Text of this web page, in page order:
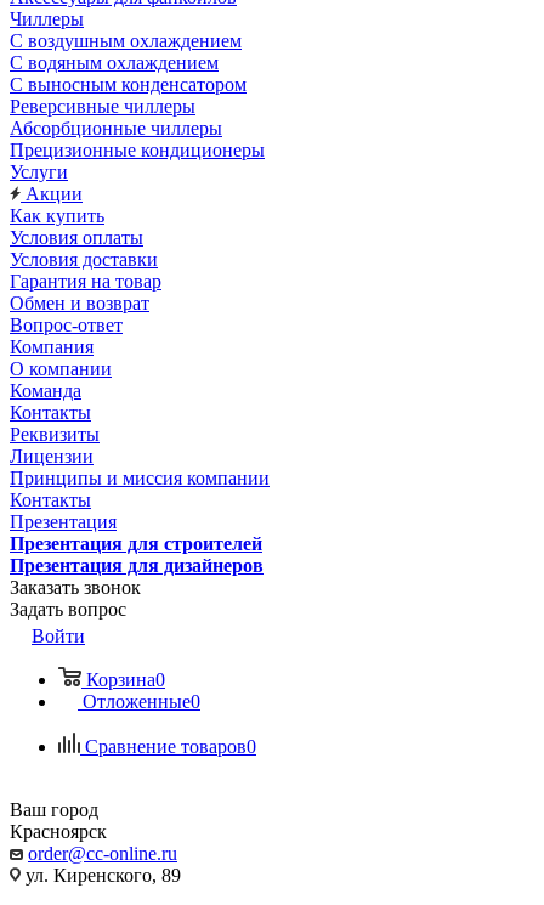
Чиллеры
С воздушным охлаждением
С водяным охлаждением
С выносным конденсатором
Реверсивные чиллеры
Абсорбционные чиллеры
Прецизионные кондиционеры
Услуги
Акции
Как купить
Условия оплаты
Условия доставки
Гарантия на товар
Обмен и возврат
Вопрос-ответ
Компания
О компании
Команда
Контакты
Реквизиты
Лицензии
Принципы и миссия компании
Контакты
Презентация
Презентация для строителей
Презентация для дизайнеров
Заказать звонок
Задать вопрос
Войти
Корзина0
Отложенные0
Сравнение товаров0
Ваш город
Красноярск
order@cc-online.ru
ул. Киренского, 89